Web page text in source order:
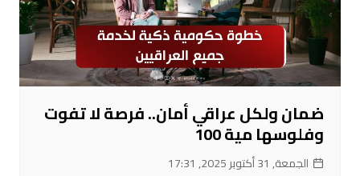
ضمان ولكل عراقي أمان.. فرصة لا تفوت
وفلوسها مية 100
الجمعة, 31 أكتوبر 2025, 17:31